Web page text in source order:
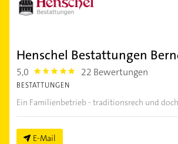
Henschel Bestattungen
5,0 5.0 22 Bewertungen
BESTATTUNGEN
Ein Familienbetrieb - traditionsrech und
E-Mail